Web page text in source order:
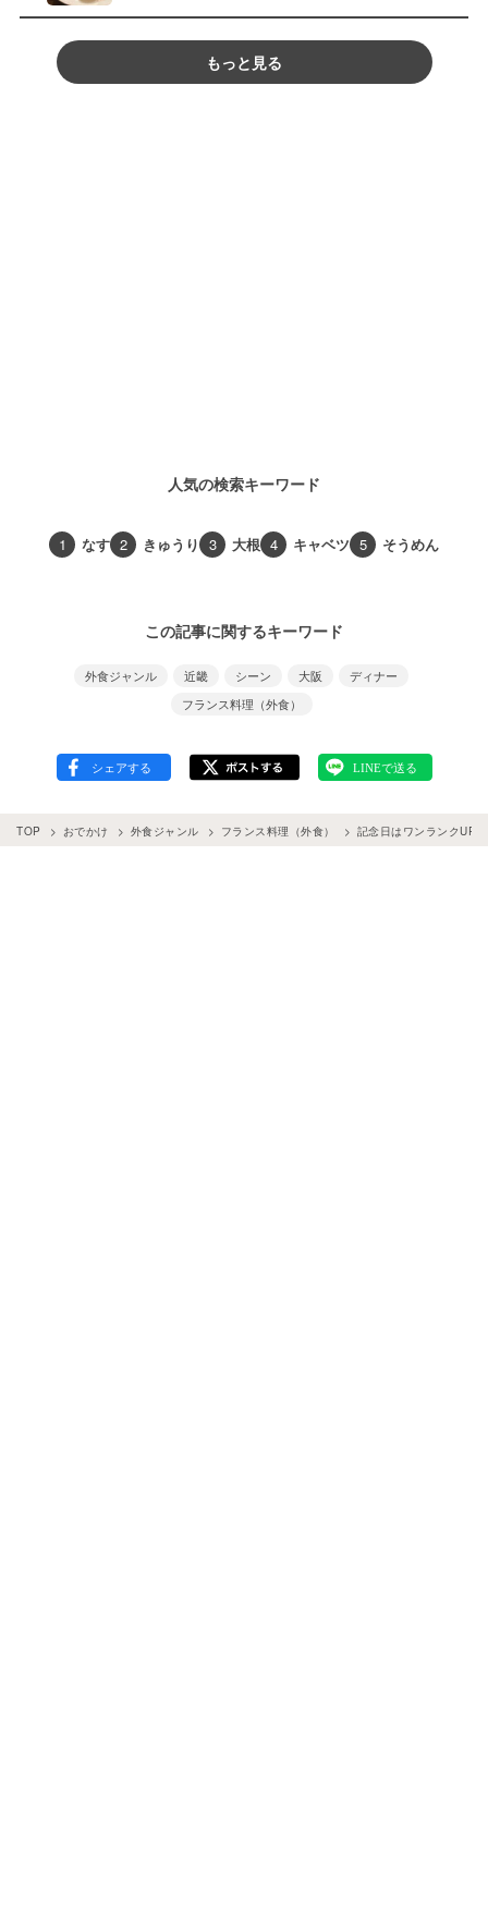
もっと見る
人気の検索キーワード
1 なす 2 きゅうり 3 大根 4 キャベツ 5 そうめん
この記事に関するキーワード
外食ジャンル 近畿 シーン 大阪
ディナー
フランス料理（外食）
TOP おでかけ 外食ジャンル フランス料理（外食） 記念日はワンランク